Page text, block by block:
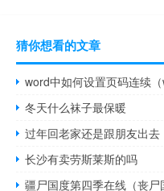
猜你想看的文章
word中如何设置页码连续（
冬天什么袜子最保暖
过年回老家还是跟朋友出去
长沙有卖劳斯莱斯的吗
疆尸国度第四季在线（丧尸